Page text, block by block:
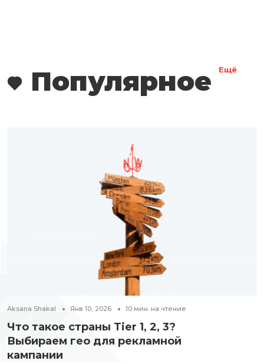
Популярное Ещё
Aksana Shakal Янв 10, 2026 10 мин. на чтение
Что такое страны Tier 1, 2, 3?
Выбираем гео для рекламной
кампании